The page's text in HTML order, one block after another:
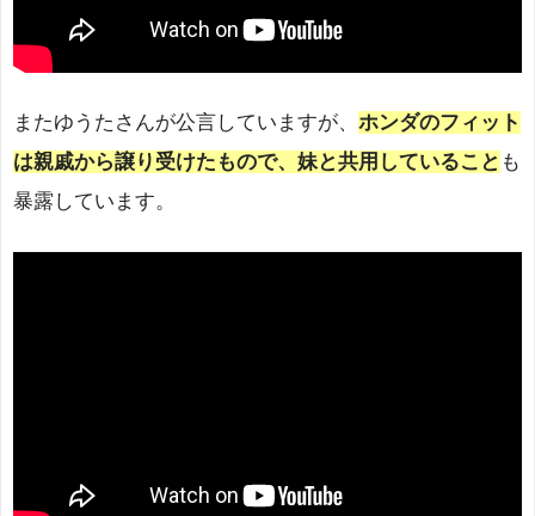
またゆうたさんが公言していますが、 ホンダのフィット
は親戚から譲り受けたもので、妹と共用していること も
暴露しています。